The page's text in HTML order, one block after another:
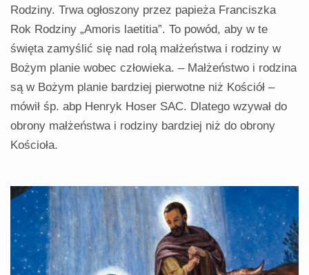
Rodziny. Trwa ogłoszony przez papieża Franciszka
Rok Rodziny „Amoris laetitia”. To powód, aby w te
święta zamyślić się nad rolą małżeństwa i rodziny w
Bożym planie wobec człowieka. – Małżeństwo i rodzina
są w Bożym planie bardziej pierwotne niż Kościół –
mówił śp. abp Henryk Hoser SAC. Dlatego wzywał do
obrony małżeństwa i rodziny bardziej niż do obrony
Kościoła.